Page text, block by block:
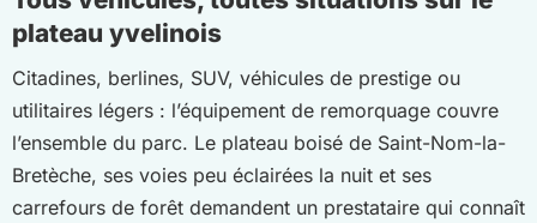
plateau yvelinois
Citadines, berlines, SUV, véhicules de prestige ou
utilitaires légers : l’équipement de remorquage couvre
l’ensemble du parc. Le plateau boisé de Saint-Nom-la-
Bretèche, ses voies peu éclairées la nuit et ses
carrefours de forêt demandent un prestataire qui connaît